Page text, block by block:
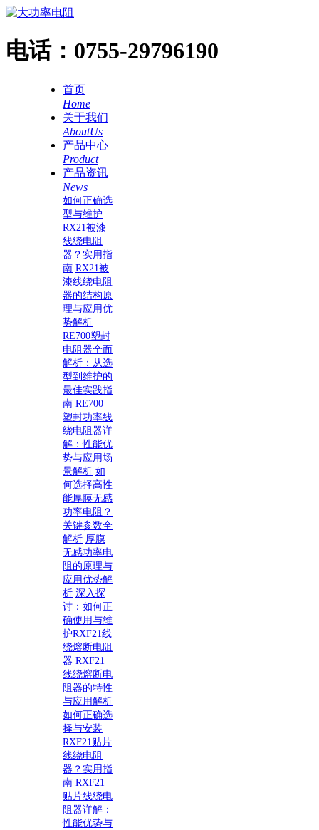
电话： 0755-29796190
首页
Home
关于我们
AboutUs
产品中心
Product
产品资讯
News
如何正确选
型与维护
RX21被漆
线绕电阻
器？实用指
南 RX21被
漆线绕电阻
器的结构原
理与应用优
势解析
RE700塑封
电阻器全面
解析：从选
型到维护的
最佳实践指
南 RE700
塑封功率线
绕电阻器详
解：性能优
势与应用场
景解析 如
何选择高性
能厚膜无感
功率电阻？
关键参数全
解析 厚膜
无感功率电
阻的原理与
应用优势解
析 深入探
讨：如何正
确使用与维
护RXF21线
绕熔断电阻
器 RXF21
线绕熔断电
阻器的特性
与应用解析
如何正确选
择与安装
RXF21贴片
线绕电阻
器？实用指
南 RXF21
贴片线绕电
阻器详解：
性能优势与